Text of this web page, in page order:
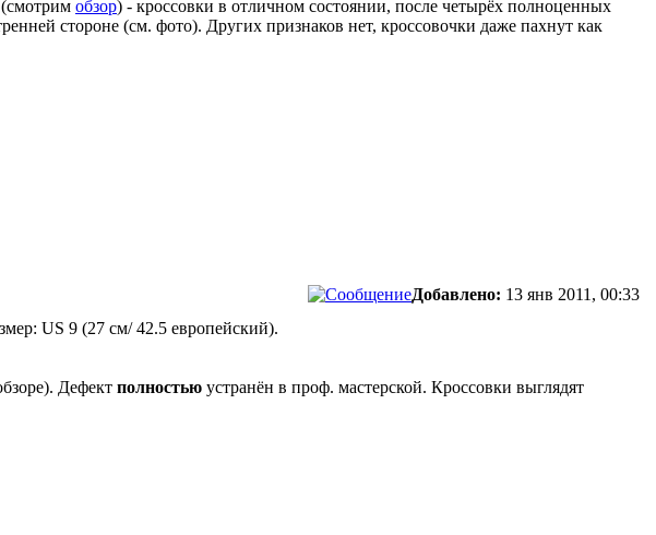
(смотрим обзор) - кроссовки в отличном состоянии, после четырёх полноценных
стороне (см. фото). Других признаков нет, кроссовочки даже пахнут как
Добавлено: 13 янв 2011, 00:33
US 9 (27 см/ 42.5 европейский).
Дефект полностью устранён в проф. мастерской. Кроссовки выглядят